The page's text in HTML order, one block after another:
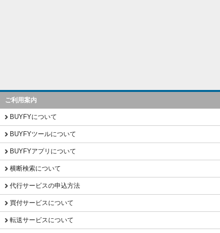
ご利用案内
BUYFYについて
BUYFYツールについて
BUYFYアプリについて
横断検索について
代行サービスの申込方法
買付サービスについて
転送サービスについて